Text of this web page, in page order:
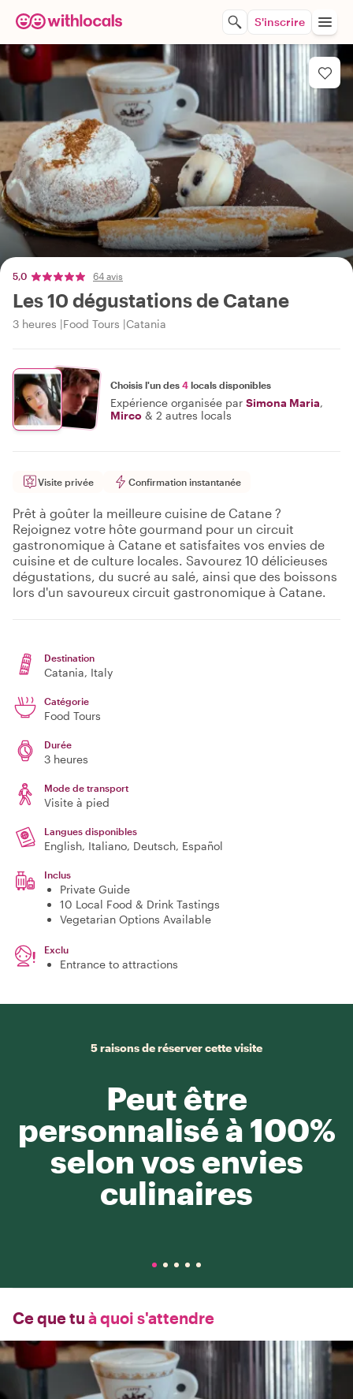
S'inscrire
5,0 64 avis
Les 10 dégustations de Catane
3 heures Food Tours Catania
Choisis l'un des 4 locals disponibles
Expérience organisée par Simona Maria,
Mirco & 2 autres locals
Visite privée Confirmation instantanée
Prêt à goûter la meilleure cuisine de Catane ?
Rejoignez votre hôte gourmand pour un circuit
gastronomique à Catane et satisfaites vos envies de
cuisine et de culture locales. Savourez 10 délicieuses
dégustations, du sucré au salé, ainsi que des boissons
lors d'un savoureux circuit gastronomique à Catane.
Destination
Catania, Italy
Catégorie
Food Tours
Durée
3 heures
Mode de transport
Visite à pied
Langues disponibles
English, Italiano, Deutsch, Español
Inclus
Private Guide
10 Local Food & Drink Tastings
Vegetarian Options Available
Exclu
Entrance to attractions
5 raisons de réserver cette visite
Peut être
personnalisé à 100%
selon vos envies
culinaires
Ce que tu à quoi s'attendre